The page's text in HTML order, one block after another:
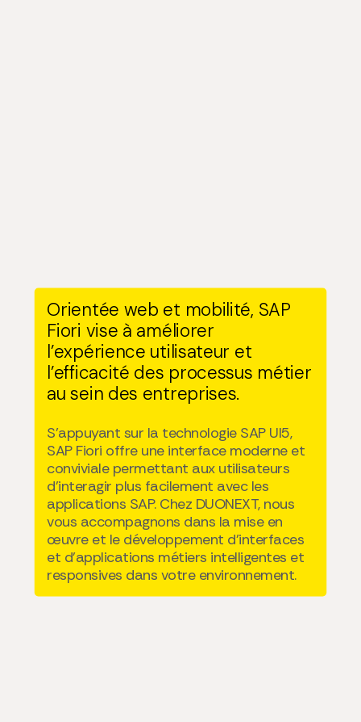
Orientée web et mobilité, SAP
Fiori vise à améliorer
l’expérience utilisateur et
l’efficacité des processus métier
au sein des entreprises.
S’appuyant sur la technologie SAP UI5,
SAP Fiori offre une interface moderne et
conviviale permettant aux utilisateurs
d’interagir plus facilement avec les
applications SAP. Chez DUONEXT, nous
vous accompagnons dans la mise en
œuvre et le développement d’interfaces
et d’applications métiers intelligentes et
responsives dans votre environnement.